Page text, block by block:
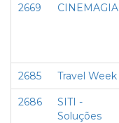
2669 CINEMAGIA
2685 Travel Week
2686
SITI -
Soluções